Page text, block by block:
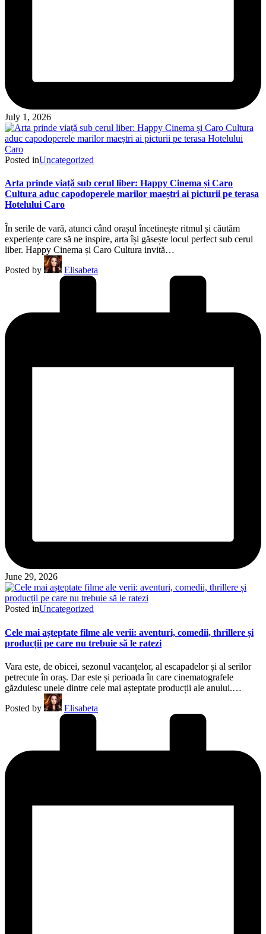
July 1, 2026
Posted inUncategorized
Arta prinde viață sub cerul liber: Happy Cinema și Caro
Cultura aduc capodoperele marilor maeștri ai picturii pe terasa
Hotelului Caro
În serile de vară, atunci când orașul încetinește ritmul și căutăm
experiențe care să ne inspire, arta își găsește locul perfect sub cerul
liber. Happy Cinema și Caro Cultura invită…
Posted by
Elisabeta
June 29, 2026
Posted inUncategorized
Cele mai așteptate filme ale verii: aventuri, comedii, thrillere și
producții pe care nu trebuie să le ratezi
Vara este, de obicei, sezonul vacanțelor, al escapadelor și al serilor
petrecute în oraș. Dar este și perioada în care cinematografele
găzduiesc unele dintre cele mai așteptate producții ale anului.…
Posted by
Elisabeta